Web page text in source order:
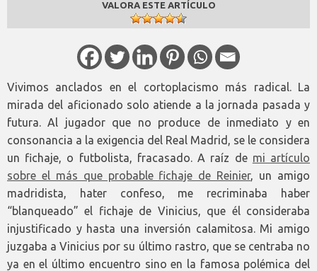
VALORA ESTE ARTÍCULO
Vivimos anclados en el cortoplacismo más radical. La
mirada del aficionado solo atiende a la jornada pasada y
futura. Al jugador que no produce de inmediato y en
consonancia a la exigencia del Real Madrid, se le considera
un fichaje, o futbolista, fracasado. A raíz de mi artículo
sobre el más que probable fichaje de Reinier, un amigo
madridista, hater confeso, me recriminaba haber
“blanqueado” el fichaje de Vinicius, que él consideraba
injustificado y hasta una inversión calamitosa. Mi amigo
juzgaba a Vinicius por su último rastro, que se centraba no
ya en el último encuentro sino en la famosa polémica del